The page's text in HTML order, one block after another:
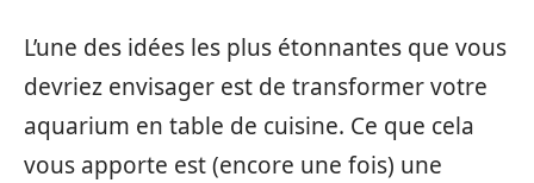
L’une des idées les plus étonnantes que vous
devriez envisager est de transformer votre
aquarium en table de cuisine. Ce que cela
vous apporte est (encore une fois) une